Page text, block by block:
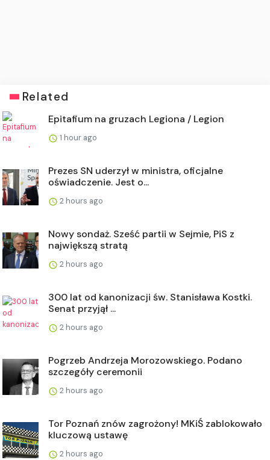
Related
Epitafium na gruzach Legiona / Legion
1 hour ago
Prezes SN uderzył w ministra, oficjalne
oświadczenie. Jest o...
2 hours ago
Nowy sondaż. Sześć partii w Sejmie, PiS z
największą stratą
2 hours ago
300 lat od kanonizacji św. Stanisława Kostki.
Senat przyjął ...
2 hours ago
Pogrzeb Andrzeja Morozowskiego. Podano
szczegóły ceremonii
2 hours ago
Tor Poznań znów zagrożony! MKiŚ zablokowało
kluczową ustawę
2 hours ago